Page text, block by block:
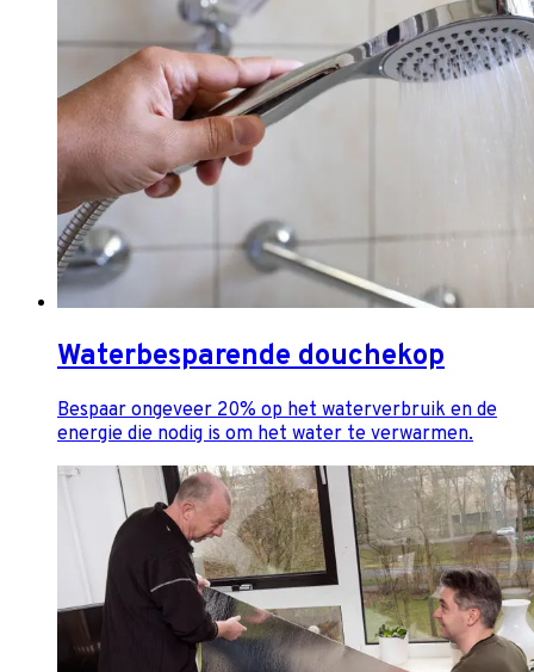
Waterbesparende douchekop
Bespaar ongeveer 20% op het waterverbruik en de
energie die nodig is om het water te verwarmen.